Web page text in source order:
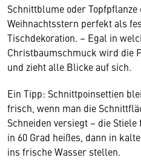
Schnittblume oder
Weihnachtsstern perfekt als
Tischdekoration. – Egal in
Christbaumschmuck wird die
und zieht alle Blicke auf sich.
Ein Tipp: Schnittpoinsettien
frisch, wenn man die
Schneiden versiegt – die
in 60 Grad heißes, dann in
ins frische Wasser stellen.